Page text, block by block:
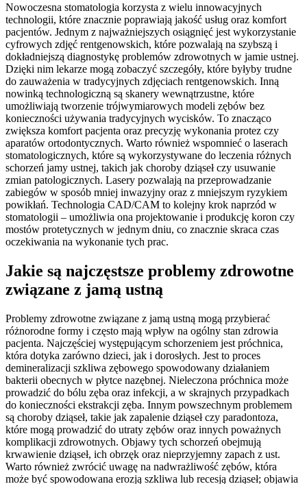
Nowoczesna stomatologia korzysta z wielu innowacyjnych
technologii, które znacznie poprawiają jakość usług oraz komfort
pacjentów. Jednym z najważniejszych osiągnięć jest wykorzystanie
cyfrowych zdjęć rentgenowskich, które pozwalają na szybszą i
dokładniejszą diagnostykę problemów zdrowotnych w jamie ustnej.
Dzięki nim lekarze mogą zobaczyć szczegóły, które byłyby trudne
do zauważenia w tradycyjnych zdjęciach rentgenowskich. Inną
nowinką technologiczną są skanery wewnątrzustne, które
umożliwiają tworzenie trójwymiarowych modeli zębów bez
konieczności używania tradycyjnych wycisków. To znacząco
zwiększa komfort pacjenta oraz precyzję wykonania protez czy
aparatów ortodontycznych. Warto również wspomnieć o laserach
stomatologicznych, które są wykorzystywane do leczenia różnych
schorzeń jamy ustnej, takich jak choroby dziąseł czy usuwanie
zmian patologicznych. Lasery pozwalają na przeprowadzanie
zabiegów w sposób mniej inwazyjny oraz z mniejszym ryzykiem
powikłań. Technologia CAD/CAM to kolejny krok naprzód w
stomatologii – umożliwia ona projektowanie i produkcję koron czy
mostów protetycznych w jednym dniu, co znacznie skraca czas
oczekiwania na wykonanie tych prac.
Jakie są najczęstsze problemy zdrowotne
związane z jamą ustną
Problemy zdrowotne związane z jamą ustną mogą przybierać
różnorodne formy i często mają wpływ na ogólny stan zdrowia
pacjenta. Najczęściej występującym schorzeniem jest próchnica,
która dotyka zarówno dzieci, jak i dorosłych. Jest to proces
demineralizacji szkliwa zębowego spowodowany działaniem
bakterii obecnych w płytce nazębnej. Nieleczona próchnica może
prowadzić do bólu zęba oraz infekcji, a w skrajnych przypadkach
do konieczności ekstrakcji zęba. Innym powszechnym problemem
są choroby dziąseł, takie jak zapalenie dziąseł czy paradontoza,
które mogą prowadzić do utraty zębów oraz innych poważnych
komplikacji zdrowotnych. Objawy tych schorzeń obejmują
krwawienie dziąseł, ich obrzęk oraz nieprzyjemny zapach z ust.
Warto również zwrócić uwagę na nadwrażliwość zębów, która
może być spowodowana erozją szkliwa lub recesją dziąseł; objawia